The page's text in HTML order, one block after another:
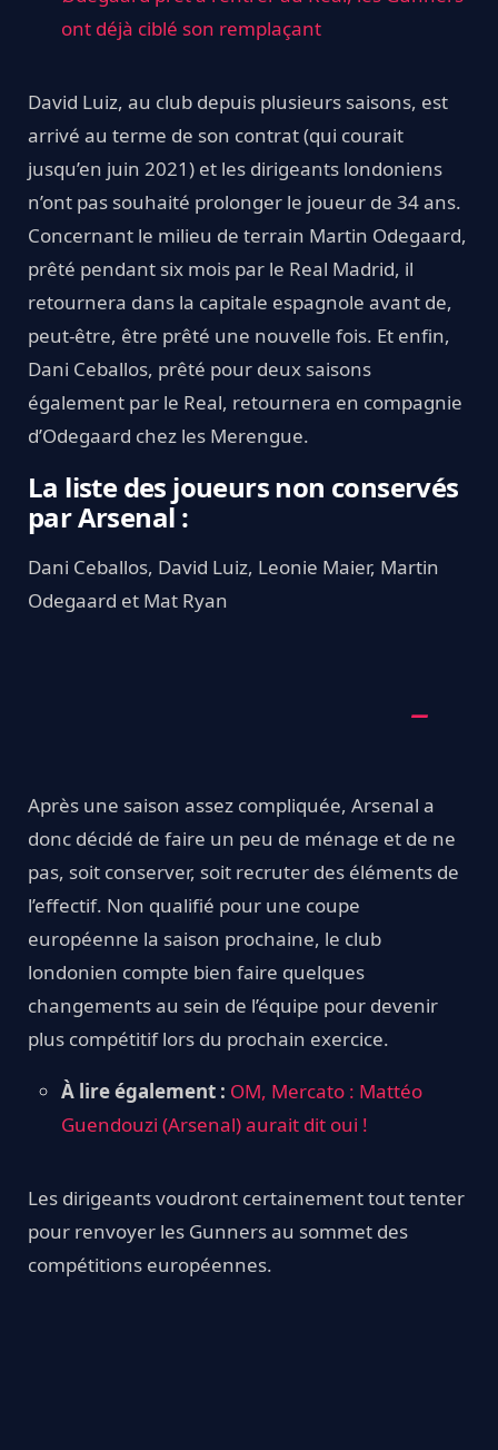
ont déjà ciblé son remplaçant
David Luiz, au club depuis plusieurs saisons, est
arrivé au terme de son contrat (qui courait
jusqu’en juin 2021) et les dirigeants londoniens
n’ont pas souhaité prolonger le joueur de 34 ans.
Concernant le milieu de terrain Martin Odegaard,
prêté pendant six mois par le Real Madrid, il
retournera dans la capitale espagnole avant de,
peut-être, être prêté une nouvelle fois. Et enfin,
Dani Ceballos, prêté pour deux saisons
également par le Real, retournera en compagnie
d’Odegaard chez les Merengue.
La liste des joueurs non conservés
par Arsenal :
Dani Ceballos, David Luiz, Leonie Maier, Martin
Odegaard et Mat Ryan
Après une saison assez compliquée, Arsenal a
donc décidé de faire un peu de ménage et de ne
pas, soit conserver, soit recruter des éléments de
l’effectif. Non qualifié pour une coupe
européenne la saison prochaine, le club
londonien compte bien faire quelques
changements au sein de l’équipe pour devenir
plus compétitif lors du prochain exercice.
À lire également : OM, Mercato : Mattéo
Guendouzi (Arsenal) aurait dit oui !
Les dirigeants voudront certainement tout tenter
pour renvoyer les Gunners au sommet des
compétitions européennes.